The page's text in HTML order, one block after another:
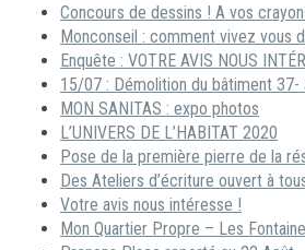
Concours de dessins ! A vos
Monconseil : comment vivez vous
Enquête : VOTRE AVIS NOUS
15/07 : Démolition du bâtiment 37-
MON SANITAS : expo photos
L’UNIVERS DE L’HABITAT 2020
Pose de la première pierre de la
Des Ateliers d’écriture ouvert à
Votre avis nous intéresse !
Mon Quartier Propre – Les